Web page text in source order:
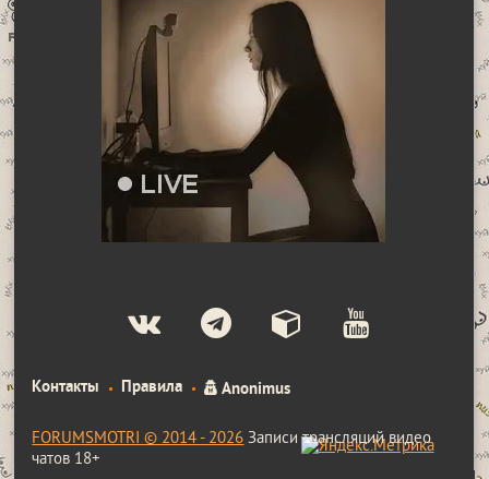
Контакты Правила Anonimus
FORUMSMOTRI © 2014 - 2026Записи трансляций видео
чатов 18+